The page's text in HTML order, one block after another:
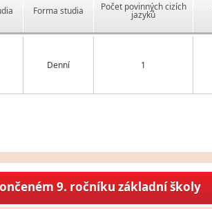
Forma studia Počet povinných cizích
jazyků
Denní 1
9. ročníku základní školy